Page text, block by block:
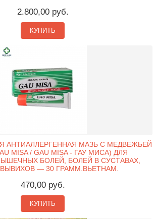
2.800,00 руб.
КУПИТЬ
АНТИАЛЛЕРГЕННАЯ МАЗЬ С МЕДВЕЖЬЕЙ
MISA / GAU MISA - ГАУ МИСА) ДЛЯ
БОЛЕЙ, БОЛЕЙ В СУСТАВАХ,
— 30 ГРАММ.ВЬЕТНАМ.
470,00 руб.
КУПИТЬ